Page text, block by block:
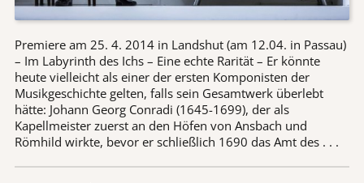
Premiere am 25. 4. 2014 in Landshut (am 12.04. in Passau)
– Im Labyrinth des Ichs – Eine echte Rarität – Er könnte
heute vielleicht als einer der ersten Komponisten der
Musikgeschichte gelten, falls sein Gesamtwerk überlebt
hätte: Johann Georg Conradi (1645-1699), der als
Kapellmeister zuerst an den Höfen von Ansbach und
Römhild wirkte, bevor er schließlich 1690 das Amt des . . .